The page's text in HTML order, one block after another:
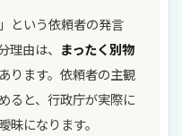
という依頼者の発言
由は、 まったく別物
ります。依頼者の主観
ると、行政庁が実際に
昧になります。